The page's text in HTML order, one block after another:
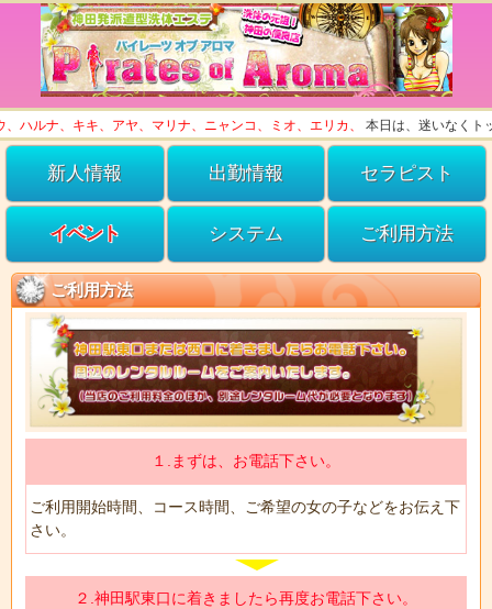
キキ、アヤ、マリナ、ニャンコ、ミオ、エリカ、 本日は、迷いなくトップクラ
新人情報 出勤情報 セラピスト
イベント システム ご利用方法
ご利用方法
１.まずは、お電話下さい。
ご利用開始時間、コース時間、ご希望の女の子などをお伝え下
さい。
２.神田駅東口に着きましたら再度お電話下さい。